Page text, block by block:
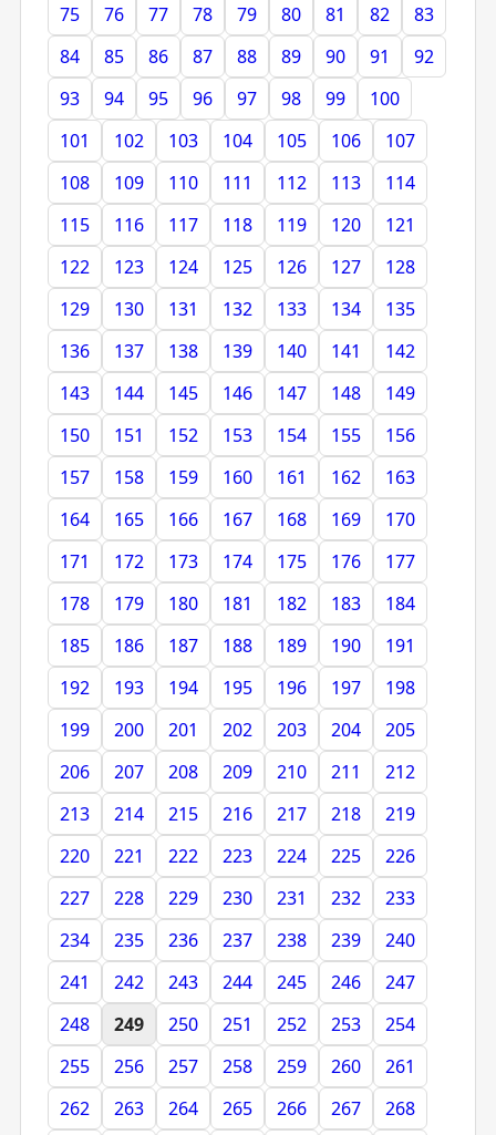
75
76 77 78 79 80 81 82
83
84
85 86 87 88 89 90 91
92
93
94 95 96 97 98 99
100
101
102 103 104 105 106
107
108
109 110 111 112 113
114
115
116 117 118 119 120
121
122
123 124 125 126 127
128
129
130 131 132 133 134
135
136
137 138 139 140 141
142
143
144 145 146 147 148
149
150
151 152 153 154 155
156
157
158 159 160 161 162
163
164
165 166 167 168 169
170
171
172 173 174 175 176
177
178
179 180 181 182 183
184
185
186 187 188 189 190
191
192
193 194 195 196 197
198
199
200 201 202 203 204
205
206
207 208 209 210 211
212
213
214 215 216 217 218
219
220
221 222 223 224 225
226
227
228 229 230 231 232
233
234
235 236 237 238 239
240
241
242 243 244 245 246
247
248
249 250 251 252 253
254
255
256 257 258 259 260
261
262
263 264 265 266 267 268